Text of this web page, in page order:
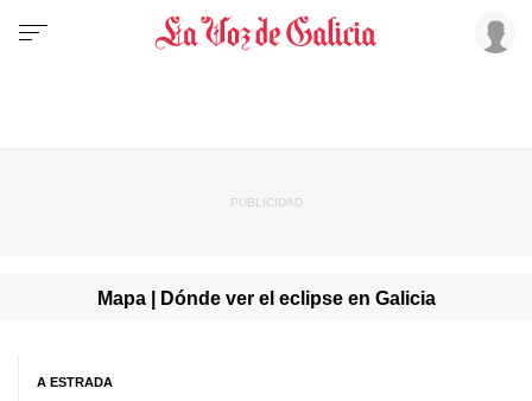
Mapa | Dónde ver el eclipse en Galicia
A ESTRADA